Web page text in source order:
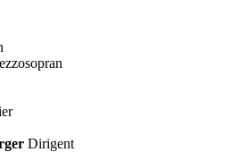
Dirigent